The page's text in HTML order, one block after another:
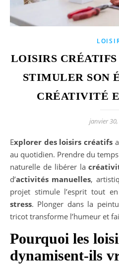
LOISIRS
STIMULER SON
CRÉATIVITÉ
janvier
Explorer des loisirs créatifs
au quotidien. Prendre du
naturelle de libérer la
d’activités manuelles,
projet stimule l’esprit tout
stress. Plonger dans la
tricot transforme l’humeur et
Pourquoi les
dynamisent-ils